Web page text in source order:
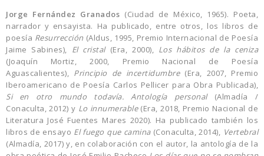
Jorge Fernández Granados (Ciudad de México, 1965). Poeta,
narrador y ensayista. Ha publicado, entre otros, los libros de
poesía Resurrección (Aldus, 1995, Premio Internacional de Poesía
Jaime Sabines), El cristal(Era, 2000), Los hábitos de la ceniza
(Joaquín Mortiz, 2000, Premio Nacional de Poesía
Aguascalientes), Principio de incertidumbre(Era, 2007, Premio
Iberoamericano de Poesía Carlos Pellicer para Obra Publicada),
Si en otro mundo todavía. Antología personal(Almadía /
Conaculta, 2012) y Lo innumerable(Era, 2018, Premio Nacional de
Literatura José Fuentes Mares 2020). Ha publicado también los
libros de ensayo El fuego que camina(Conaculta, 2014), Vertebral
(Almadía, 2017) y, en colaboración con el autor, la antología de la